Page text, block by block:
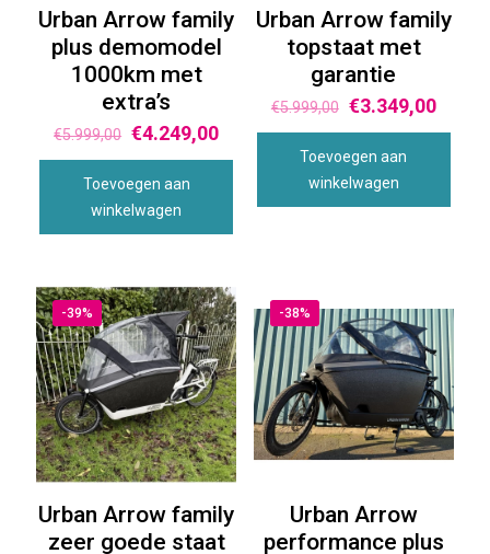
Urban Arrow family
plus demomodel
1000km met
extra’s
€5.999,00 €4.249,00
Toevoegen aan
winkelwagen
Urban Arrow family
topstaat met
garantie
€5.999,00 €3.349,00
Toevoegen aan
winkelwagen
-39%
Urban Arrow family
zeer goede staat
-38%
Urban Arrow
performance plus